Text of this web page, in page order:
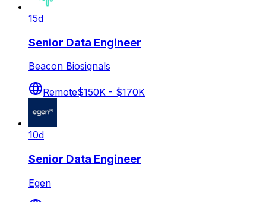
15d
Senior Data Engineer
Beacon Biosignals
Remote$150K - $170K
10d
Senior Data Engineer
Egen